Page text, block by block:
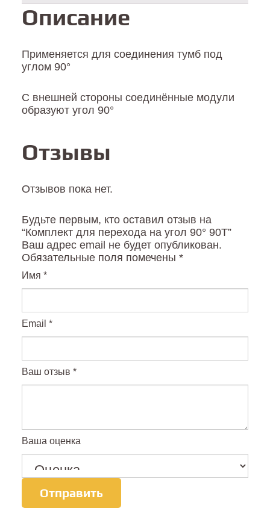
Описание
Применяется для соединения тумб под
углом 90°
С внешней стороны соединённые модули
образуют угол 90°
Отзывы
Отзывов пока нет.
Будьте первым, кто оставил отзыв на
“Комплект для перехода на угол 90° 90T”
Ваш адрес email не будет опубликован.
Обязательные поля помечены *
Ваша оценка
Ваш отзыв *
Имя *
Email *